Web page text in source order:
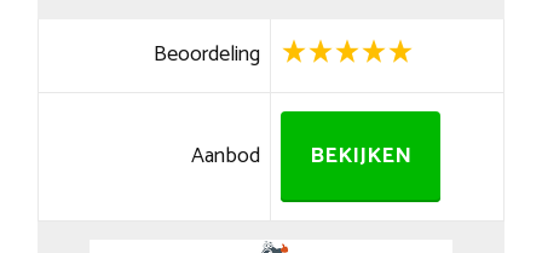
Beoordeling
Aanbod BEKIJKEN